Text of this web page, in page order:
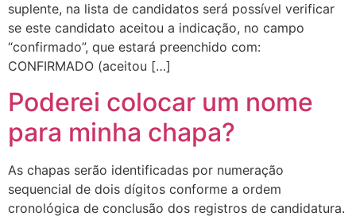
suplente, na lista de candidatos será possível verificar
se este candidato aceitou a indicação, no campo
“confirmado”, que estará preenchido com:
CONFIRMADO (aceitou […]
Poderei colocar um nome
para minha chapa?
As chapas serão identificadas por numeração
sequencial de dois dígitos conforme a ordem
cronológica de conclusão dos registros de candidatura.